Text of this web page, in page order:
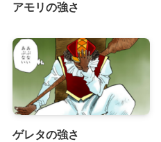
アモリの強さ
ゲレタの強さ